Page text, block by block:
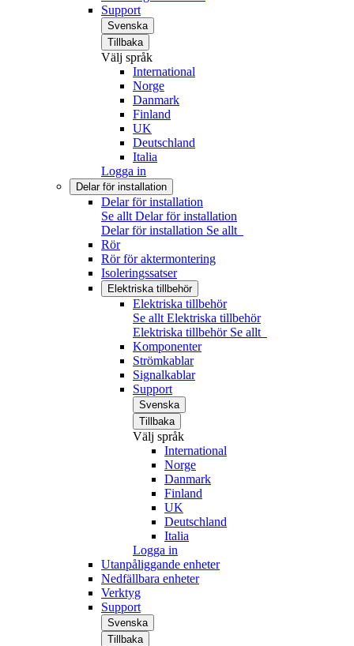
Support
Svenska
Tillbaka
Välj språk
International
Norge
Danmark
Finland
UK
Deutschland
Italia
Logga in
Delar för installation
Delar för installation
Se allt Delar för installation
Delar för installation Se allt
Rör
Rör för aktermontering
Isoleringssatser
Elektriska tillbehör
Elektriska tillbehör
Se allt Elektriska tillbehör
Elektriska tillbehör Se allt
Komponenter
Strömkablar
Signalkablar
Support
Svenska
Tillbaka
Välj språk
International
Norge
Danmark
Finland
UK
Deutschland
Italia
Logga in
Utanpåliggande enheter
Nedfällbara enheter
Verktyg
Support
Svenska
Tillbaka